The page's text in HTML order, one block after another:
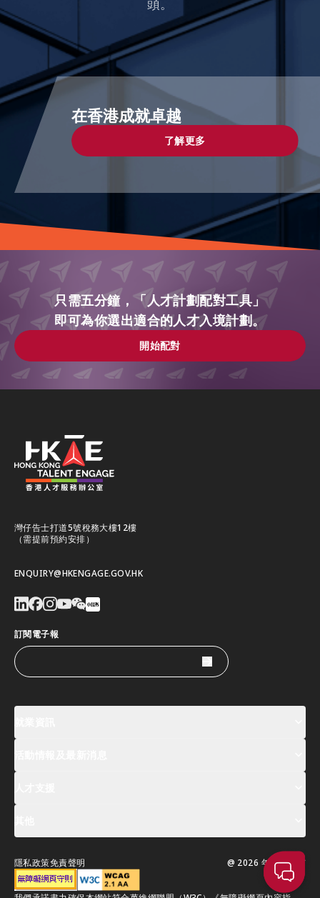
頭。
在香港成就卓越
了解更多
了解更多
只需五分鐘，「人才計劃配對工具」
即可為你選出適合的人才入境計劃。
開始配對
開始配對
灣仔告士打道5號稅務大樓12樓
（需提前預約安排）
ENQUIRY@HKENGAGE.GOV.HK
訂閱電子報
薪酬指數
全球人才高峰會周
聯絡我們
支援服務
移居香港指南
隱私政策免責聲明 @ 2026 年版權所有